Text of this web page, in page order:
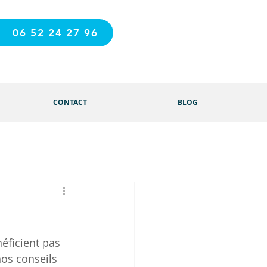
06 52 24 27 96
CONTACT BLOG
pas
conseils